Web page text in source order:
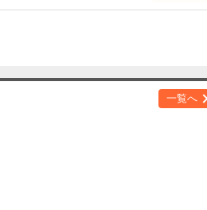
購入する
一覧へ